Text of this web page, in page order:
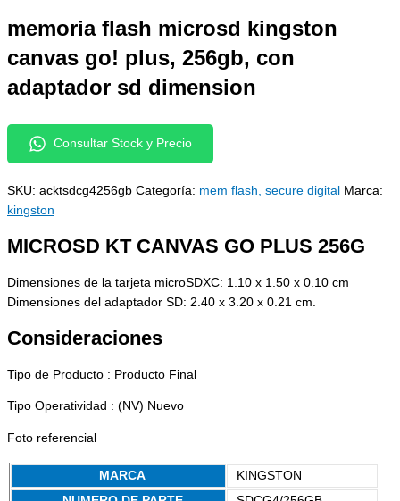
memoria flash microsd kingston
canvas go! plus, 256gb, con
adaptador sd dimension
Consultar Stock y Precio
SKU: acktsdcg4256gb Categoría: mem flash, secure digital
Marca:
kingston
MICROSD KT CANVAS GO PLUS 256G
Dimensiones de la tarjeta microSDXC: 1.10 x 1.50 x 0.10 cm
Dimensiones del adaptador SD: 2.40 x 3.20 x 0.21 cm.
Consideraciones
Tipo de Producto : Producto Final
Tipo Operatividad : (NV) Nuevo
Foto referencial
MARCA
KINGSTON